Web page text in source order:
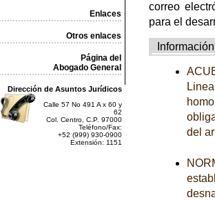
Enlaces
Otros enlaces
Página del
Abogado General
Dirección de Asuntos Jurídicos
Calle 57 No 491 A x 60 y
62
Col. Centro, C.P. 97000
Teléfono/Fax:
+52 (999) 930-0900
Extensión: 1151
correo
para el
Información
del